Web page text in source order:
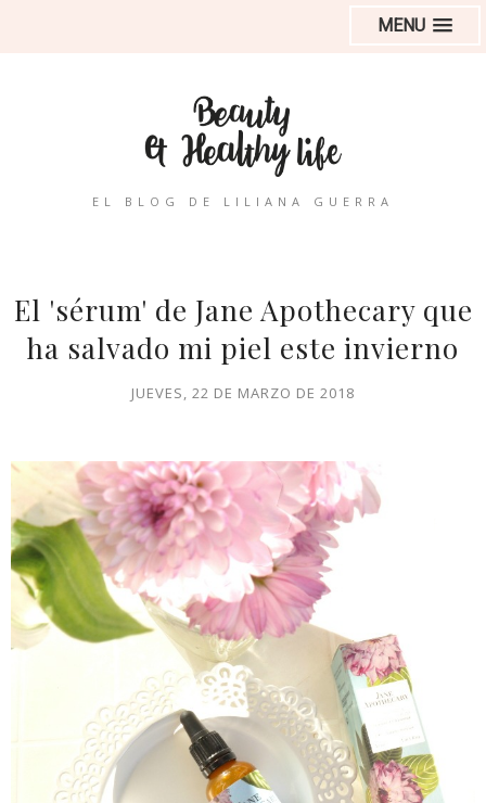
MENU
EL BLOG DE LILIANA GUERRA
El 'sérum' de Jane Apothecary que
ha salvado mi piel este invierno
JUEVES, 22 DE MARZO DE 2018